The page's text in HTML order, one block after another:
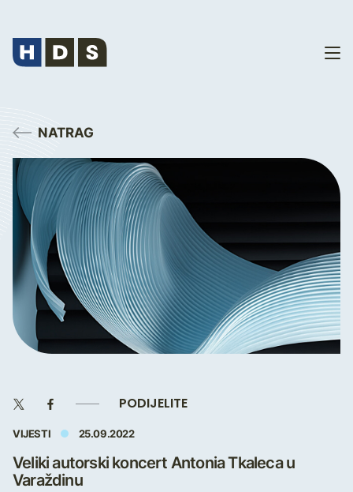
NATRAG
PODIJELITE
VIJESTI 25.09.2022
Veliki autorski koncert Antonia Tkaleca u
Varaždinu